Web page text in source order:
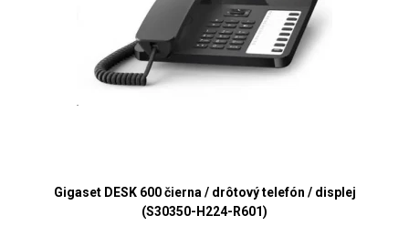
Gigaset DESK 600 čierna / drôtový telefón / displej
(S30350-H224-R601)